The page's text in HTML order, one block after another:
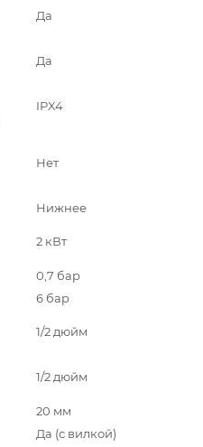
Да
Да
IPX4
Нет
Нижнее
2 кВт
0,7 бар
6 бар
1/2 дюйм
1/2 дюйм
20 мм
Да (с вилкой)